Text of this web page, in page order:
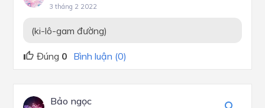
3 tháng 2 2022
(ki-lô-gam đường)
Đúng 0 Bình luận (0)
Bảo ngọc